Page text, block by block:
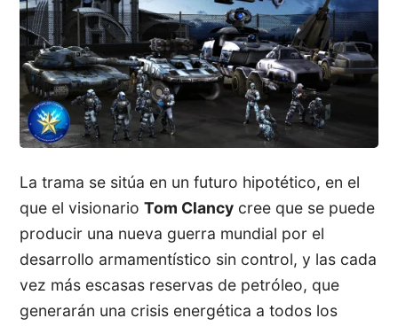
La trama se sitúa en un futuro hipotético, en el
que el visionarioTom Clancy cree que se puede
producir una nueva guerra mundial por el
desarrollo armamentístico sin control, y las cada
vez más escasas reservas de petróleo, que
generarán una crisis energética a todos los